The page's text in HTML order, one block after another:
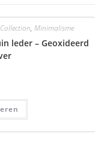
,Minimalisme
leder – Geoxideerd